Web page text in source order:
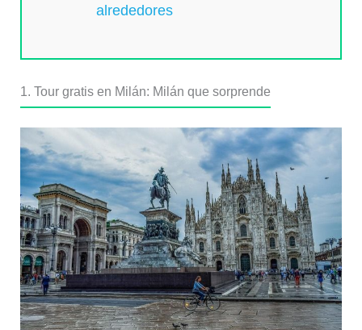
alrededores
1. Tour gratis en Milán: Milán que sorprende